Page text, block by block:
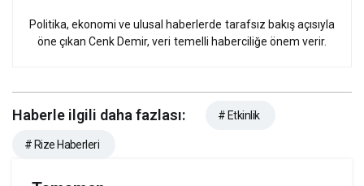
Politika, ekonomi ve ulusal haberlerde tarafsız bakış açısıyla
öne çıkan Cenk Demir, veri temelli haberciliğe önem verir.
Haberle ilgili daha fazlası: # Etkinlik
# Rize Haberleri